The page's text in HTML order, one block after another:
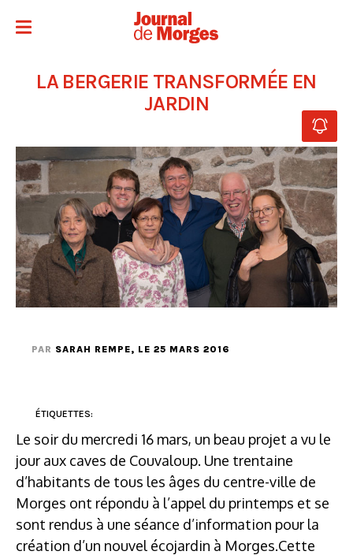
LA BERGERIE TRANSFORMÉE EN
JARDIN
PAR SARAH REMPE, LE 25 MARS 2016
ÉTIQUETTES:
Le soir du mercredi 16 mars, un beau projet a vu le
jour aux caves de Couvaloup. Une trentaine
d’habitants de tous les âges du centre-ville de
Morges ont répondu à l’appel du printemps et se
sont rendus à une séance d’information pour la
création d’un nouvel écojardin à Morges.Cette